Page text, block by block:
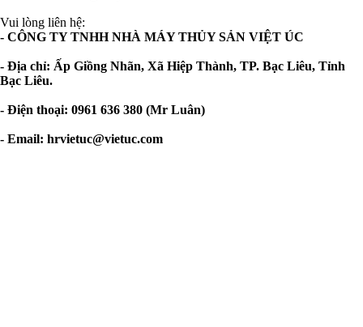
Vui lòng liên hệ:
- CÔNG TY TNHH NHÀ MÁY THỦY SẢN VIỆT ÚC
- Địa chỉ: Ấp Giồng Nhãn, Xã Hiệp Thành, TP. Bạc Liêu, Tỉnh
Bạc Liêu.
- Điện thoại: 0961 636 380 (Mr Luân)
- Email: hrvietuc@vietuc.com